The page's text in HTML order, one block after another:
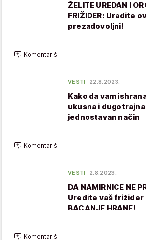
ŽELITE UREDAN I
FRIŽIDER: Uradite
prezadovoljni!
Komentariši
VESTI 22.8.2023.
Kako da vam
ukusna i dugotrajna
jednostavan način
Komentariši
VESTI 2.8.2023.
DA NAMIRNICE NE
Uredite vaš frižider
BACANJE HRANE!
Komentariši